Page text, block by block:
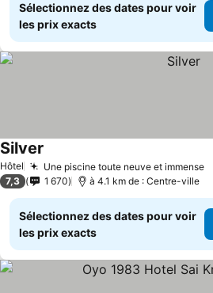
Sélectionnez des dates pour voir
les prix exacts
Hôtel Une piscine toute neuve et immense
Silver
7,3 1 670 à 4.1 km de : Centre-ville
Sélectionnez des dates pour voir
les prix exacts